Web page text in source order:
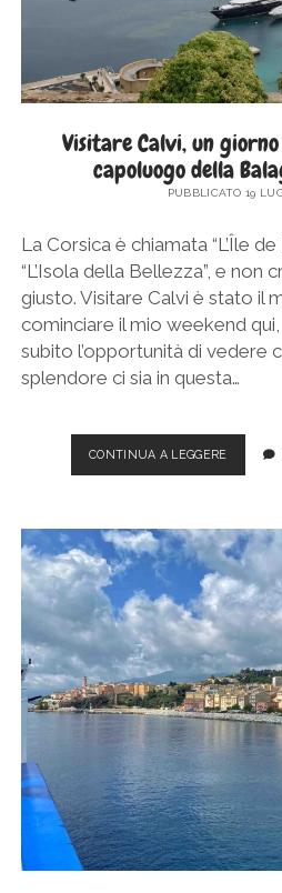
Visitare Calvi, un
capoluogo della
PUBBLICATO 19
La Corsica è chiamata “L’Île
“L’Isola della Bellezza”, e non
giusto. Visitare Calvi è stato il
cominciare il mio weekend
subito l’opportunità di vedere
splendore ci sia in questa…
CONTINUA A LEGGERE VISITARE
CALVI,
ALLA
SCOPERTA
DEL
DELLA
IN
CORSICA